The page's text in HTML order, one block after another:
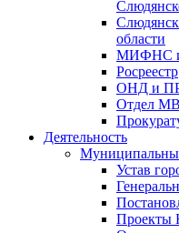
области
МИФНС
Росреестр
ОНД и ПР
Отдел
Деятельность
Устав